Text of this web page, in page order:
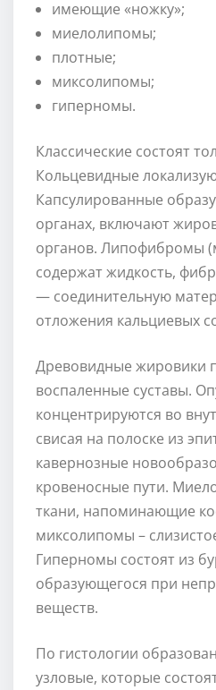
имеющие «ножку»;
миелолипомы;
плотные;
миксолипомы;
гиперномы.
Классические состоят
Кольцевидные
Капсулированные
органах, включают
органов. Липофибромы
содержат жидкость,
— соединительную
отложения кальциевых
Древовидные жировики
воспаленные суставы.
концентрируются во
свисая на полоске из
кавернозные
кровеносные пути.
ткани, напоминающие
миксолипомы –
Гиперномы состоят из
образующегося при
веществ.
По гистологии
узловые, которые